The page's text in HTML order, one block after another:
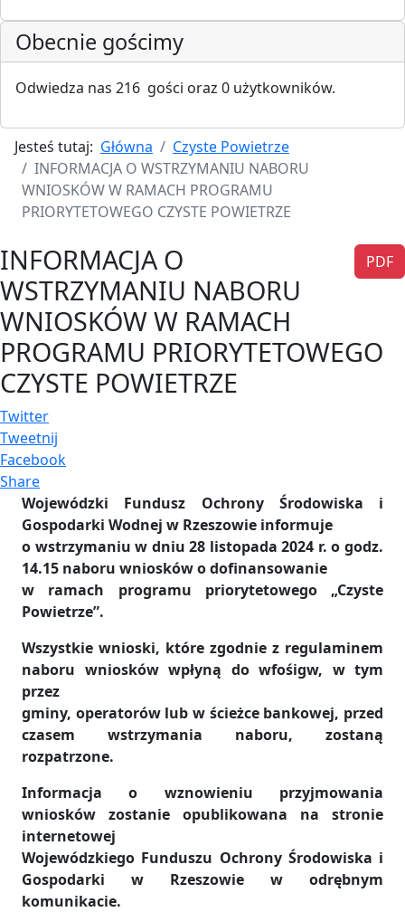
Obecnie gościmy
Odwiedza nas 216 gości oraz 0 użytkowników.
Jesteś tutaj: Główna
Czyste Powietrze
INFORMACJA O WSTRZYMANIU NABORU
WNIOSKÓW W RAMACH PROGRAMU
PRIORYTETOWEGO CZYSTE POWIETRZE
PDF
INFORMACJA O
WSTRZYMANIU NABORU
WNIOSKÓW W RAMACH
PROGRAMU PRIORYTETOWEGO
CZYSTE POWIETRZE
Twitter
Tweetnij
Facebook
Share
Wojewódzki Fundusz Ochrony Środowiska i
Gospodarki Wodnej w Rzeszowie informuje
o wstrzymaniu w dniu 28 listopada 2024 r.o godz.
14.15 naboru wniosków o dofinansowanie
w ramach programu priorytetowego „Czyste
Powietrze”.
Wszystkie wnioski, które zgodnie z regulaminem
naboru wniosków wpłyną do wfośigw, w tym
przez
gminy, operatorów lub w ścieżce bankowej, przed
czasem wstrzymania naboru, zostaną
rozpatrzone.
Informacja o wznowieniu przyjmowania
wniosków zostanie opublikowana na stronie
internetowej
Wojewódzkiego Funduszu Ochrony Środowiska i
Gospodarki w Rzeszowie w odrębnym
komunikacie.